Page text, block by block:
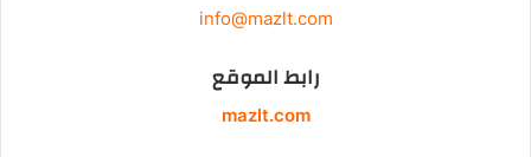
info@mazlt.com
رابط الموقع
mazlt.com